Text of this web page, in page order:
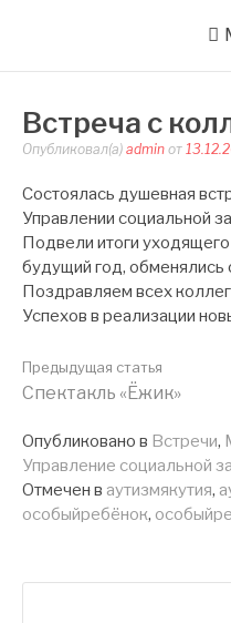
Встреча с
Опубликовал(а) admin от
Состоялась душевная
Управлении социальной
Подвели итоги
будущий год, обменялись
Поздравляем всех
Успехов в реализации
чтение
Предыдущая статья
Спектакль «Ёжик»
Опубликовано в Встречи,
Управление социальной
Отмечен в аутизмякутия,
особыйребёнок,